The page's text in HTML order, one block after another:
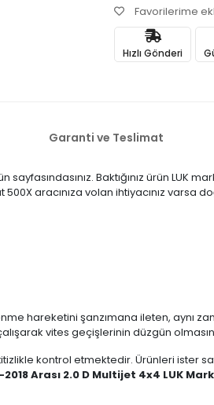
Favorilerime
Hızlı Gönderi
Garanti ve Teslimat
sayfasındasınız. Baktığınız ürün
aracınıza volan ihtiyacınız varsa
hareketini şanzımana ileten, aynı
vites geçişlerinin düzgün
kontrol etmektedir. Ürünleri ister
Arası 2.0 D Multijet 4x4 LUK